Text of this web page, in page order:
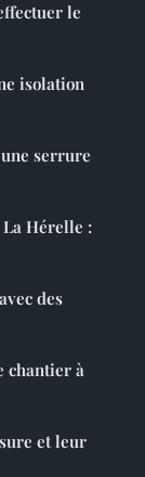
le
isolation
serrure
Hérelle :
des
chantier à
et leur